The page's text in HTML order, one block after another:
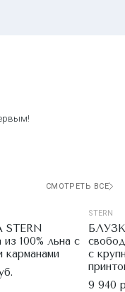
СМОТРЕТЬ ВСЕ
100% льна с
карманами
STERN
с
9 940